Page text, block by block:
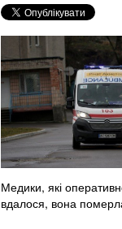
Медики, які
вдалося, вона